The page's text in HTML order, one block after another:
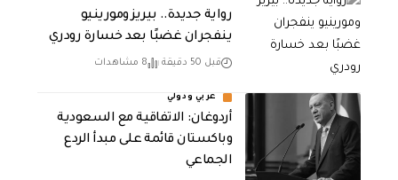
رواية جديدة.. بيريز ومورينيو
ينفجران غضبًا بعد خسارة رودري
قبل 50 دقيقة 8 مشاهدات
عربي ودولي
أردوغان: الاتفاقية مع السعودية
وباكستان قائمة على مبدأ الردع
الجماعي